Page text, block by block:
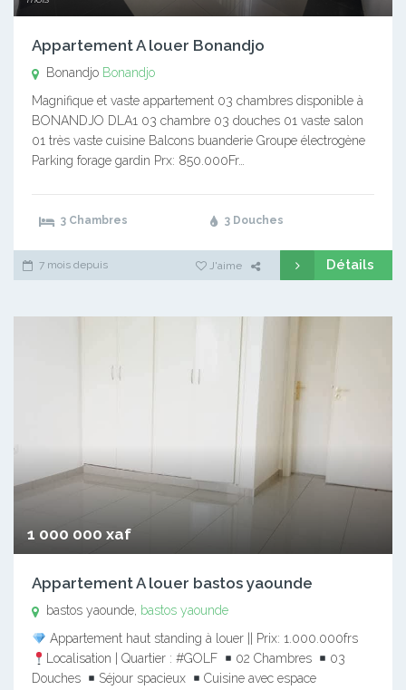
Appartement A louer Bonandjo
Bonandjo Bonandjo
Magnifique et vaste appartement 03 chambres disponible à
BONANDJO DLA1 03 chambre 03 douches 01 vaste salon
01 très vaste cuisine Balcons buanderie Groupe électrogène
Parking forage gardin Prx: 850.000Fr…
3 Chambres 3 Douches
7 mois depuis J'aime Détails
1 000 000 xaf
Appartement A louer bastos yaounde
bastos yaounde, bastos yaounde
Appartement haut standing à louer || Prix: 1.000.000frs
Localisation | Quartier : #GOLF
02 Chambres
03
Douches
Séjour spacieux
Cuisine avec espace